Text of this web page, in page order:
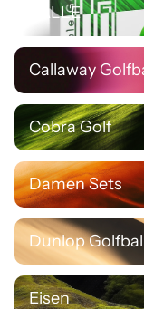
BÄLLE
Callaway Golfballs
Callaway
Cobra Golf
Cobra Golf
Damen Sets
Damen Sets
Dunlop Golfballs
Dunlop
Eisen
Eisen